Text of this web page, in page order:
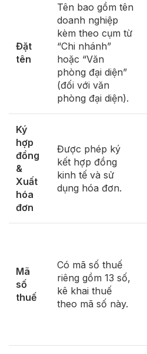
Đặt
tên
Tên bao gồm tên
doanh nghiệp
kèm theo cụm từ
“Chi nhánh”
hoặc “Văn
phòng đại diện”
(đối với văn
phòng đại diện).
Ký
hợp
đồng
&
Xuất
hóa
đơn
Được phép ký
kết hợp đồng
kinh tế và sử
dụng hóa đơn.
Mã
số
thuế
Có mã số thuế
riêng gồm 13 số,
kê khai thuế
theo mã số này.